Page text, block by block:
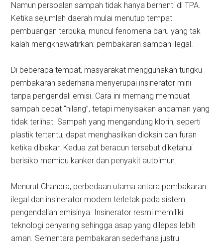
Namun persoalan sampah tidak hanya berhenti di TPA.
Ketika sejumlah daerah mulai menutup tempat
pembuangan terbuka, muncul fenomena baru yang tak
kalah mengkhawatirkan: pembakaran sampah ilegal.
Di beberapa tempat, masyarakat menggunakan tungku
pembakaran sederhana menyerupai insinerator mini
tanpa pengendali emisi. Cara ini memang membuat
sampah cepat “hilang”, tetapi menyisakan ancaman yang
tidak terlihat. Sampah yang mengandung klorin, seperti
plastik tertentu, dapat menghasilkan dioksin dan furan
ketika dibakar. Kedua zat beracun tersebut diketahui
berisiko memicu kanker dan penyakit autoimun.
Menurut Chandra, perbedaan utama antara pembakaran
ilegal dan insinerator modern terletak pada sistem
pengendalian emisinya. Insinerator resmi memiliki
teknologi penyaring sehingga asap yang dilepas lebih
aman. Sementara pembakaran sederhana justru